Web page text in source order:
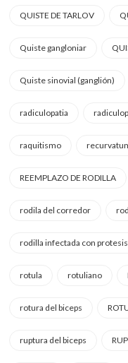
QUISTE DE TARLOV
Quiste gangloniar
Quiste sinovial (ganglión)
radiculopatia
raquitismo
REEMPLAZO DE RODILLA
rodila del corredor
rodilla infectada con protesis
rotula rotuliano
rotura del biceps
ruptura del biceps